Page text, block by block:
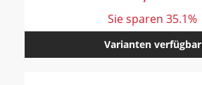
Sie sparen 35.1%
Varianten verfügbar